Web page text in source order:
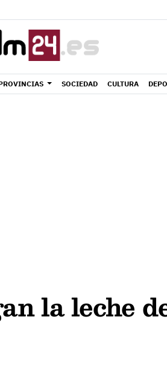
SOCIEDAD CULTURA
la leche